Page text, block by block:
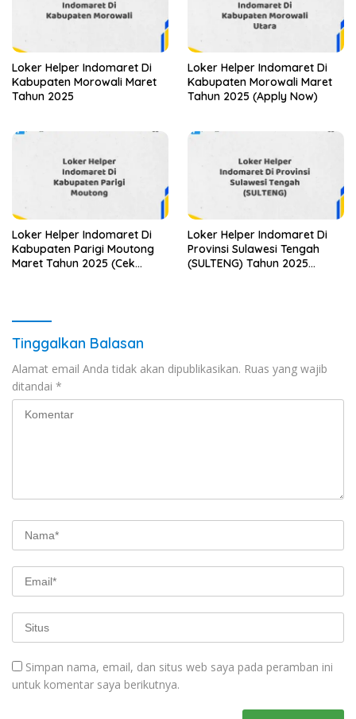
Loker Helper Indomaret Di
Kabupaten Morowali Maret
Tahun 2025
Loker Helper Indomaret Di
Kabupaten Morowali Maret
Tahun 2025 (Apply Now)
Loker Helper Indomaret Di
Kabupaten Parigi Moutong
Maret Tahun 2025 (Cek
Loker Helper Indomaret Di
Provinsi Sulawesi Tengah
(SULTENG) Tahun 2025
Tinggalkan Balasan
Alamat email Anda tidak akan dipublikasikan. Ruas yang wajib
ditandai *
Simpan nama, email, dan situs web saya pada peramban ini
untuk komentar saya berikutnya.